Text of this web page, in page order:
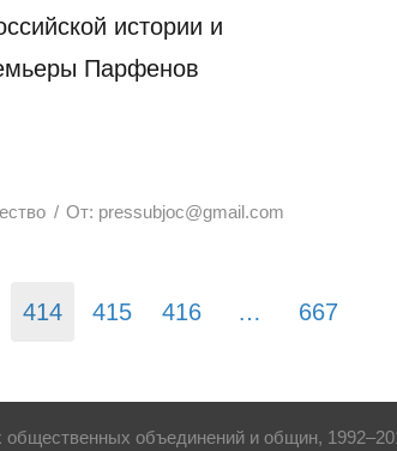
истории и
Парфенов
От: pressubjoc@gmail.com
414 415 416 … 667
объединений и общин,